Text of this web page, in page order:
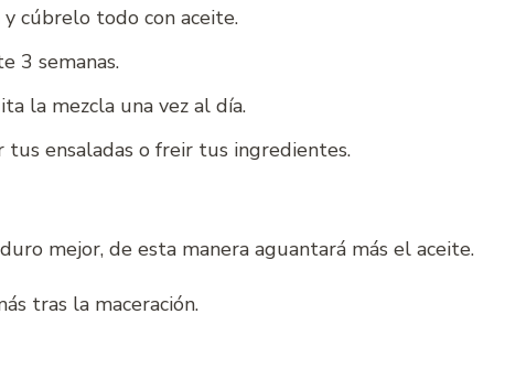
cúbrelo todo con aceite.
3 semanas.
la mezcla una vez al día.
ensaladas o freir tus ingredientes.
mejor, de esta manera aguantará más el aceite.
tras la maceración.